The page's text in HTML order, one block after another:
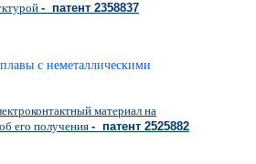
- патент 2358837
с неметаллическими
материал на
его получения- патент 2525882